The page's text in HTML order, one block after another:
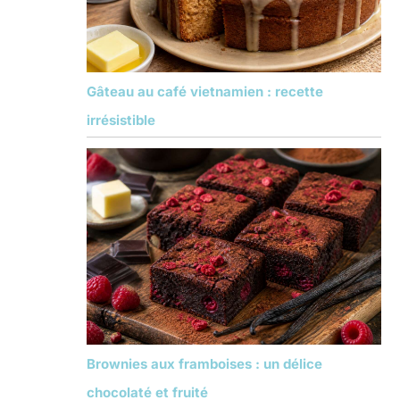
Gâteau au café vietnamien : recette
irrésistible
Brownies aux framboises : un délice
chocolaté et fruité